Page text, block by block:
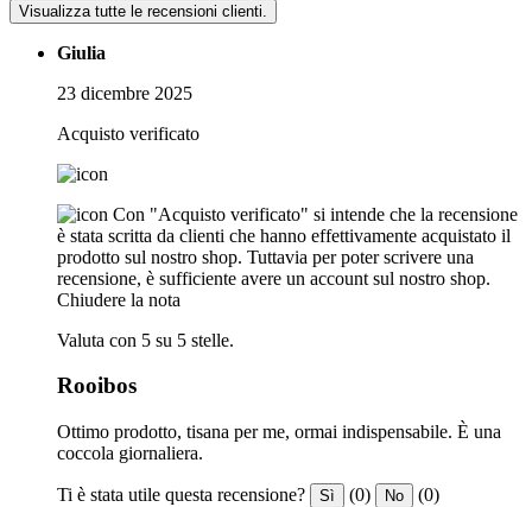
Visualizza tutte le recensioni clienti.
Giulia
23 dicembre 2025
Acquisto verificato
Con "Acquisto verificato" si intende che la recensione
è stata scritta da clienti che hanno effettivamente acquistato il
prodotto sul nostro shop. Tuttavia per poter scrivere una
recensione, è sufficiente avere un account sul nostro shop.
Chiudere la nota
Valuta con 5 su 5 stelle.
Rooibos
Ottimo prodotto, tisana per me, ormai indispensabile. È una
coccola giornaliera.
Ti è stata utile questa recensione? Sì (0) No (0)